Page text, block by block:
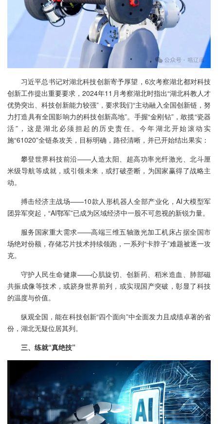
习近平总书记对湖北科技创新寄予厚望，6次考察湖北都对科技
创新工作提出重要要求，2024年11月考察湖北时指出“湖北科教人才
优势突出、科技创新能力较强”，要求我们“主动融入全国创新链，努
力打造具有全国影响力的科技创新高地”。手握“金刚钻”，敢揽“瓷器
活”，这是湖北必须担起的历史责任。今年湖北开始滚动实
施“61020”全链条攻关，目标明确，路径清晰，并已开始结出果实：
攀登世界科技前沿——人造太阳、超高功率光纤激光、北斗厘
米级导航等成就，或引领未来，或打破垄断，为国家赢得了战略主
动。
搏击经济主战场——10款人形机器人全部产业化，AI大模型军
团异军突起，“AI鄂军”已成为区域经济中一股不可忽视的新锐力量。
服务国家重大需求——高端三维五轴激光加工机床占据全国市
场绝对份额，存储芯片技术持续领跑，一系列“卡脖子”难题被逐一攻
克。
守护人民生命健康——心肌旋切、创新药、稻米造血、肺部磁
共振成像等技术，或跻身世界前列，或实现国产突破，彰显了科技
的温度与价值。
纵观全国，能在科技创新“四个面向”中全面发力且成绩卓著的省
份，湖北无疑位居其列。
三、练就“真绝技”